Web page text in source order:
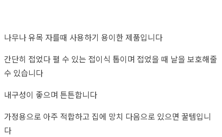
나무나 유목 자를때 사용하기 용이한 제품입니다
간단히 접었다 펼 수 있는 접이식 톱이며 접었을 때 날을 보호해줄
수 있습니다
내구성이 좋으며 튼튼합니다
가정용으로 아주 적합하고 집에 망치 다음으로 있으면 꿀템입니
다